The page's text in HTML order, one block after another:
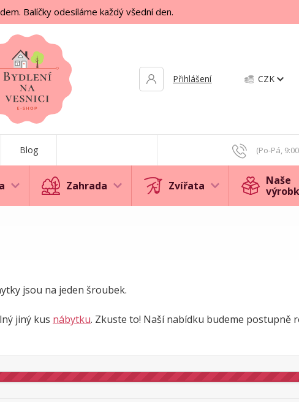
Balíčky odesíláme každý všední den.
CZK
Přihlášení
Blog (Po-Pá,
Zahrada Zvířata
Naše
jsou na jeden šroubek.
jiný kus nábytku. Zkuste to! Naší nabídku budeme postupně